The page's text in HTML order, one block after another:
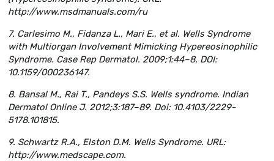
http://www.msdmanuals.com/ru
7. Carlesimo M., Fidanza L., Mari E., et al. Wells Syndrome
with Multiorgan Involvement Mimicking Hypereosinophilic
Syndrome. Case Rep Dermatol. 2009;1:44–8. DOI:
10.1159/000236147.
8. Bansal M., Rai T., Pandeys S.S. Wells syndrome. Indian
Dermatol Online J. 2012;3:187–89. Doi: 10.4103/2229-
5178.101815.
9. Schwartz R.A., Elston D.M. Wells Syndrome. URL:
http://www.medscape.com.